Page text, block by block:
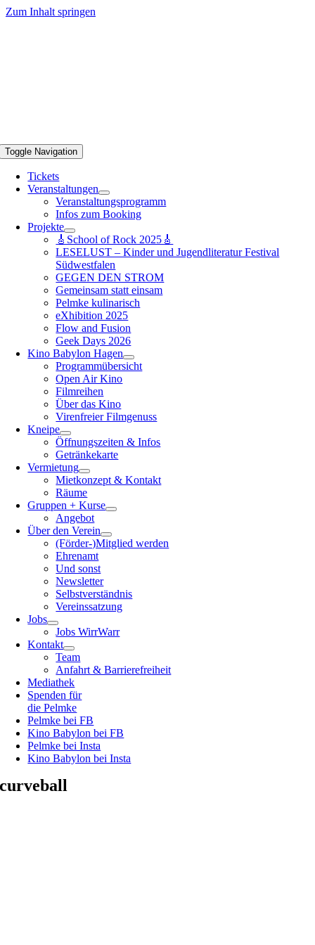
Zum Inhalt springen
Toggle Navigation
Tickets
Veranstaltungen
Veranstaltungsprogramm
Infos zum Booking
Projekte
🎸School of Rock 2025🎸
LESELUST – Kinder und Jugendliteratur Festival
Südwestfalen
GEGEN DEN STROM
Gemeinsam statt einsam
Pelmke kulinarisch
eXhibition 2025
Flow and Fusion
Geek Days 2026
Kino Babylon Hagen
Programmübersicht
Open Air Kino
Filmreihen
Über das Kino
Virenfreier Filmgenuss
Kneipe
Öffnungszeiten & Infos
Getränkekarte
Vermietung
Mietkonzept & Kontakt
Räume
Gruppen + Kurse
Angebot
Über den Verein
(Förder-)Mitglied werden
Ehrenamt
Und sonst
Newsletter
Selbstverständnis
Vereinssatzung
Jobs
Jobs WirrWarr
Kontakt
Team
Anfahrt & Barrierefreiheit
Mediathek
Spenden für
die Pelmke
Pelmke bei FB
Kino Babylon bei FB
Pelmke bei Insta
Kino Babylon bei Insta
curveball